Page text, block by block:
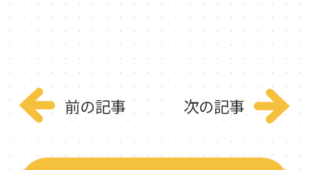
前の記事 次の記事